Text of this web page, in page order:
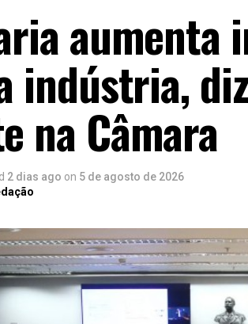
aumenta
indústria,
na Câmara
2 dias ago on 5 de agosto de 2026